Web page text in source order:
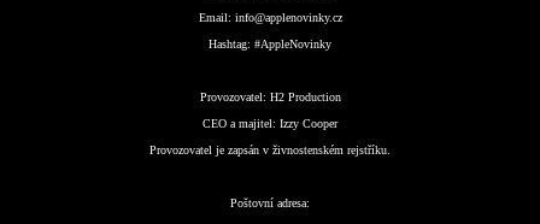
Email: info@applenovinky.cz
Hashtag: #AppleNovinky
Provozovatel: H2 Production
CEO a majitel: Izzy Cooper
Provozovatel je zapsán v živnostenském rejstříku.
Poštovní adresa: